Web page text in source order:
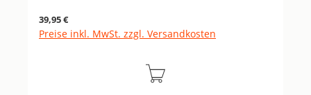
Regulärer Preis:
39,95 €
Preise inkl. MwSt. zzgl. Versandkosten